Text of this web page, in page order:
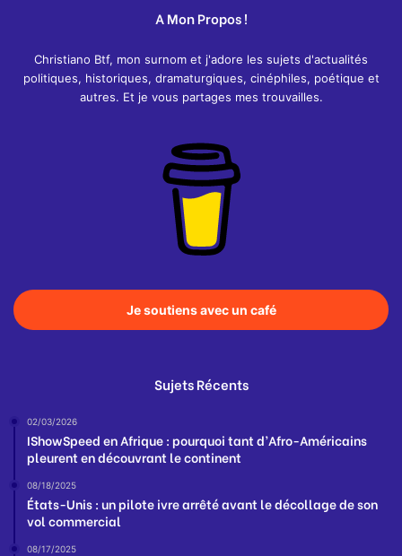
A Mon Propos !
Christiano Btf, mon surnom et j'adore les sujets d'actualités
politiques, historiques, dramaturgiques, cinéphiles, poétique et
autres. Et je vous partages mes trouvailles.
Je soutiens avec un café
Sujets Récents
02/03/2026
IShowSpeed en Afrique : pourquoi tant d’Afro-Américains
pleurent en découvrant le continent
08/18/2025
États-Unis : un pilote ivre arrêté avant le décollage de son
vol commercial
08/17/2025